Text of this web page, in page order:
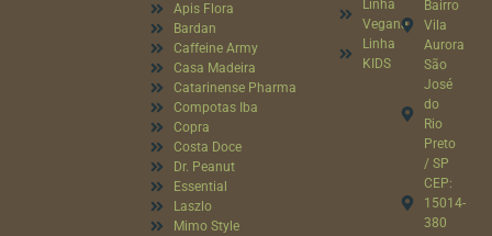
Apis Flora
Bardan
Caffeine Army
Casa Madeira
Catarinense Pharma
Compotas Iba
Copra
Costa Doce
Dr. Peanut
Essential
Laszlo
Mimo Style
Linha
Vegana
Linha
KIDS
Bairro
Vila
Aurora
São
José
do
Rio
Preto
/ SP
CEP:
15014-
380